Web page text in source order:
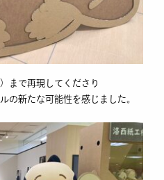
まで再現してくださり
の新たな可能性を感じました。